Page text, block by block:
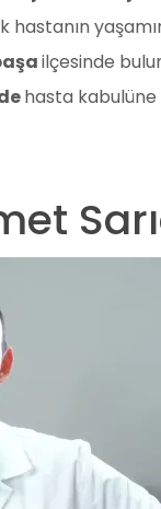
hastanın
ilçesinde
hasta